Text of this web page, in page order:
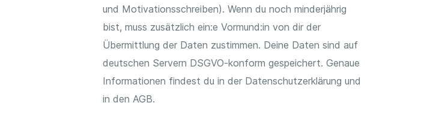
und Motivationsschreiben). Wenn du noch minderjährig
bist, muss zusätzlich ein:e Vormund:in von dir der
Übermittlung der Daten zustimmen. Deine Daten sind auf
deutschen Servern DSGVO-konform gespeichert. Genaue
Informationen findest du in der Datenschutzerklärung und
in den AGB.